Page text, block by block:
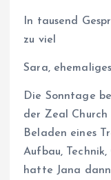
In tausend
zu viel
Sara,
Die Sonntage
der Zeal Church
Beladen eines
Aufbau,
hatte Jana